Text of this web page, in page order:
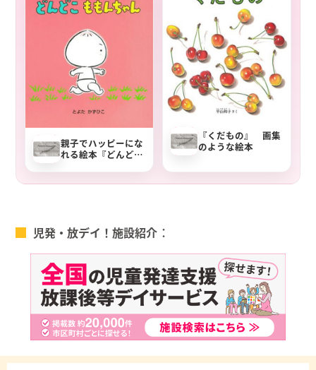
親子でハッピーにな
れる絵本『どんど
『くだもの』 画集
のような絵本
児発・放デイ！施設紹介